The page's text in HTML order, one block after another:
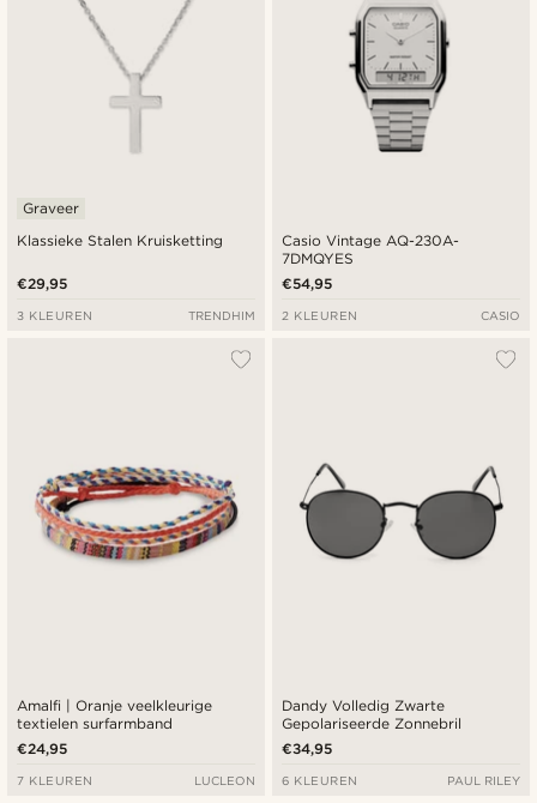
Klassieke Stalen Kruisketting
Graveer
€29,95
3 KLEUREN TRENDHIM
Casio Vintage AQ-230A-
7DMQYES
€54,95
2 KLEUREN CASIO
Amalfi | Oranje veelkleurige
textielen surfarmband
€24,95
7 KLEUREN LUCLEON
Dandy Volledig Zwarte
Gepolariseerde Zonnebril
€34,95
6 KLEUREN PAUL RILEY